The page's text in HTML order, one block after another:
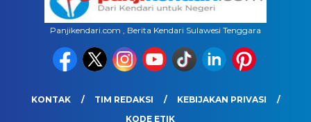
Panjikendari.com , Berita Kendari Sulawesi Tenggara
KONTAK TIM REDAKSI
KEBIJAKAN PRIVASI
KODE ETIK